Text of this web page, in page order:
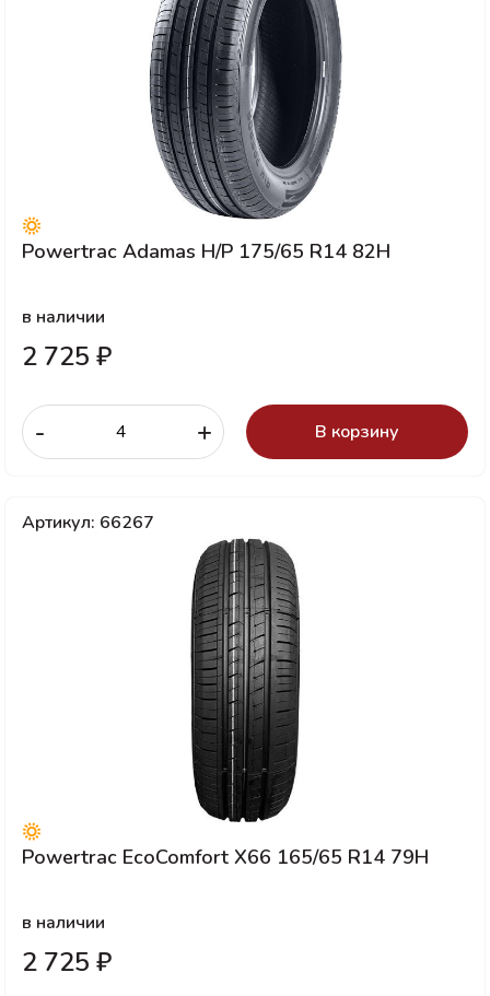
Powertrac Adamas H/P 175/65 R14 82H
в наличии
2 725 ₽
- + В корзину
Артикул: 66267
Powertrac EcoComfort X66 165/65 R14 79H
в наличии
2 725 ₽